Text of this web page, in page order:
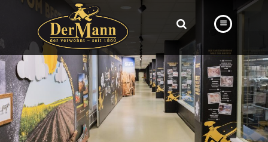
PRODUKTE
FILIALEN
BÄCKEREI